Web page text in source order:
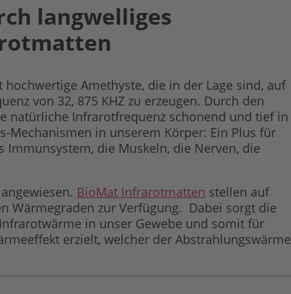
langwelliges
Amethyste, die in der Lage sind, auf
von 32, 875 KHZ zu erzeugen. Durch den
natürliche Infrarotfrequenz schonend und tief in
Mechanismen in unserem Körper: Ein Plus für
die Muskeln, die Nerven, die
BioMat Infrarotmatten stellen auf
Wärmegraden zur Verfügung. Dabei sorgt die
in unser Gewebe und somit für
erzielt, welcher der Abstrahlungswärme